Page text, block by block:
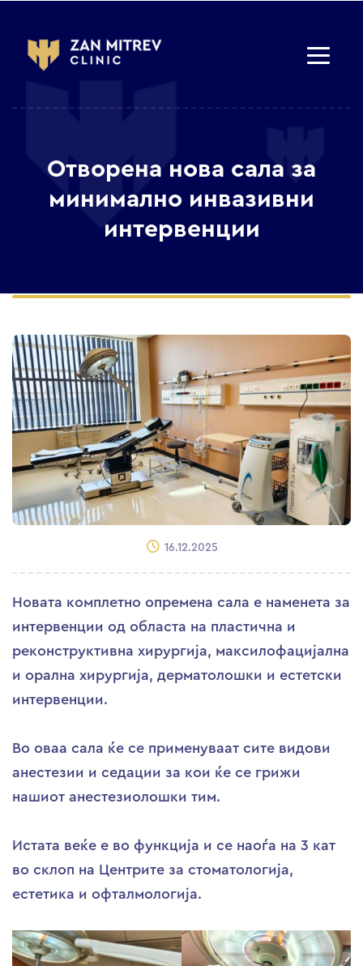
Отворена нова сала за
минимално инвазивни
интервенции
16.12.2025
Новата комплетно опремена сала е наменета за
интервенции од областа на пластична и
реконструктивна хирургија, максилофацијална
и орална хирургија, дерматолошки и естетски
интервенции.
Во оваа сала ќе се применуваат сите видови
анестезии и седации за кои ќе се грижи
нашиот анестезиолошки тим.
Истата веќе е во функција и се наоѓа на 3 кат
во склоп на Центрите за стоматологија,
естетика и офталмологија.